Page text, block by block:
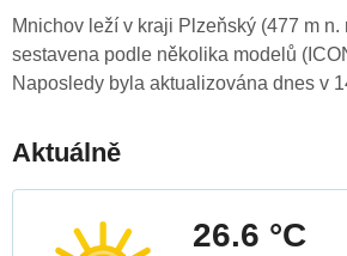
Mnichov leží v kraji Plzeňský (477 m
sestavena podle několika modelů
Naposledy byla aktualizována dnes v
Aktuálně
26.6 °C